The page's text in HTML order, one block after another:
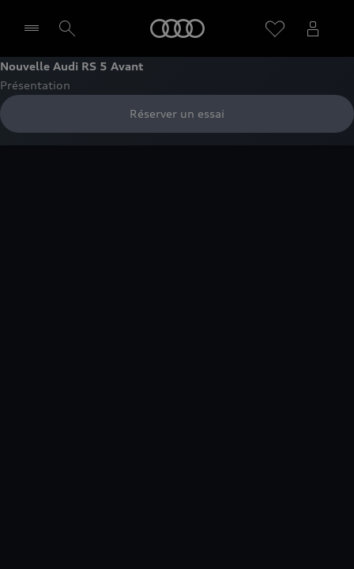
Sélectionner un Partenaire
Nouvelle Audi RS 5 Avant
Présentation
Réserver un essai